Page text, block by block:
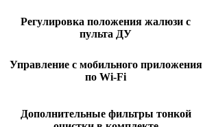
Регулировка положения жалюзи с
пульта ДУ
Управление c мобильного приложения
по Wi-Fi
Дополнительные фильтры тонкой